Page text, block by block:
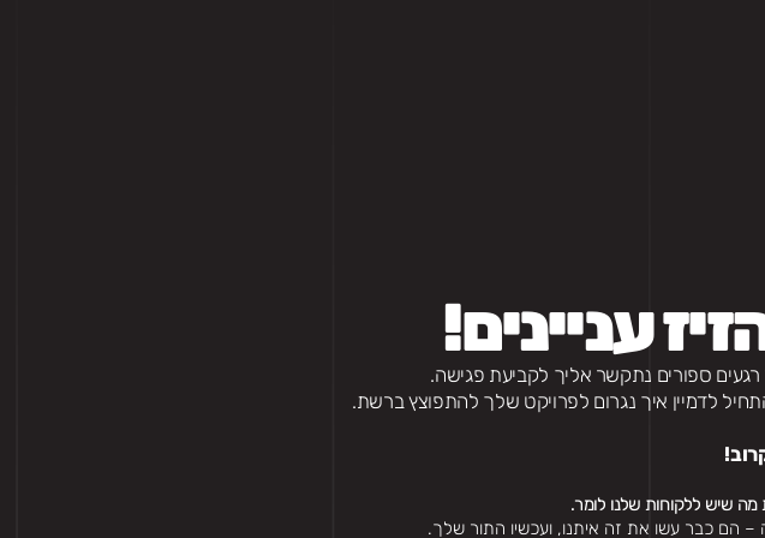
עניינים!
ספורים נתקשר אליך לקביעת פגישה.
לדמיין איך נגרום לפרויקט שלך להתפוצץ ברשת.
– הם כבר עשו את זה איתנו, ועכשיו התור שלך.